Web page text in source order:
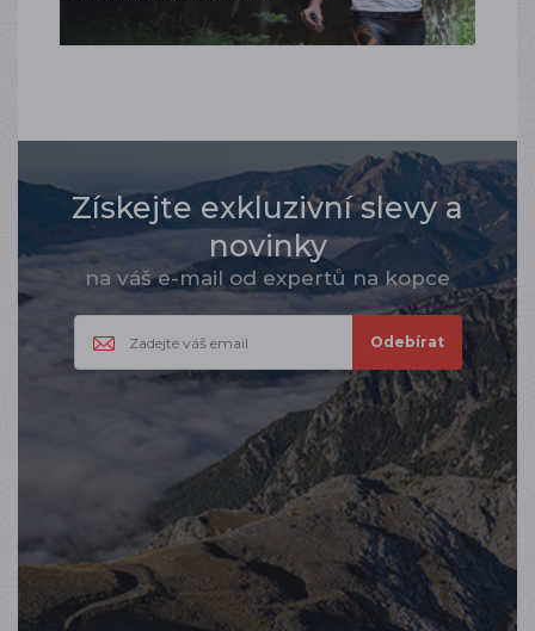
Získejte exkluzivní slevy a
novinky
na váš e-mail od expertů na kopce